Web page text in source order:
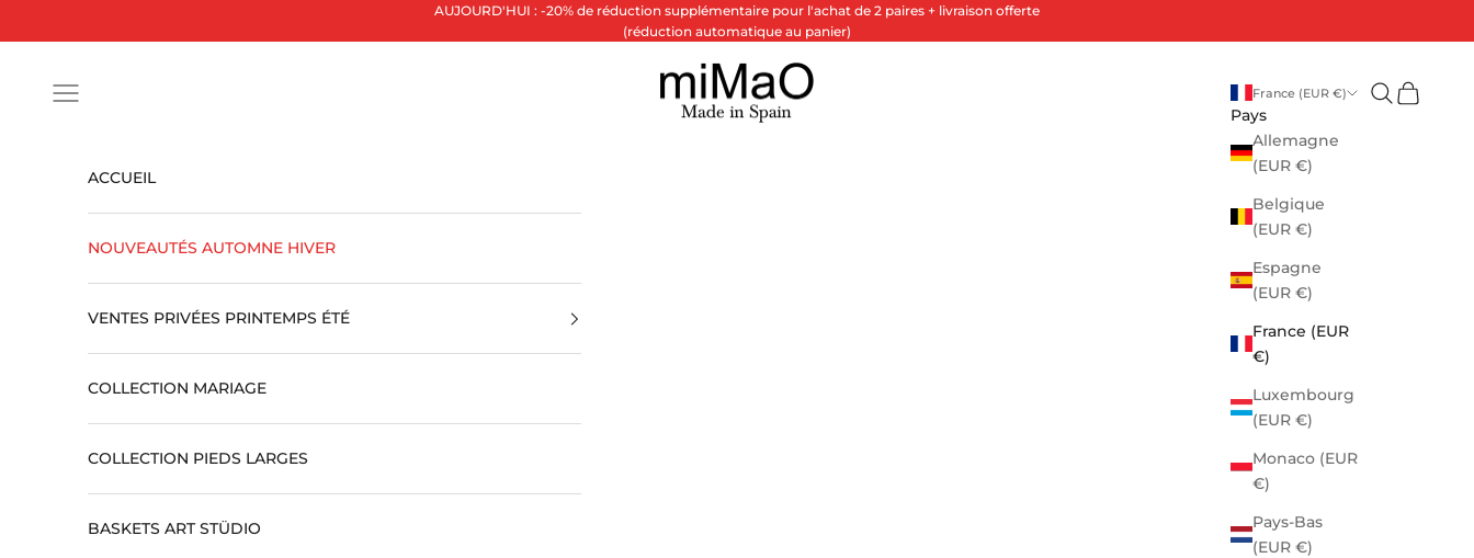
AUJOURD'HUI : -20% de réduction supplémentaire pour l'achat de 2 paires + livraison offerte
(réduction automatique au panier)
miMaO ®
Ouvrir la navigation
France (EUR €)
Pays
Allemagne
(EUR €)
Belgique
(EUR €)
Espagne
(EUR €)
France (EUR
€)
Luxembourg
(EUR €)
Monaco (EUR
€)
Pays-Bas
(EUR €)
Ouvrir la
Voir le
ACCUEIL
NOUVEAUTÉS AUTOMNE HIVER
VENTES PRIVÉES PRINTEMPS ÉTÉ
COLLECTION MARIAGE
COLLECTION PIEDS LARGES
BASKETS ART STÜDIO